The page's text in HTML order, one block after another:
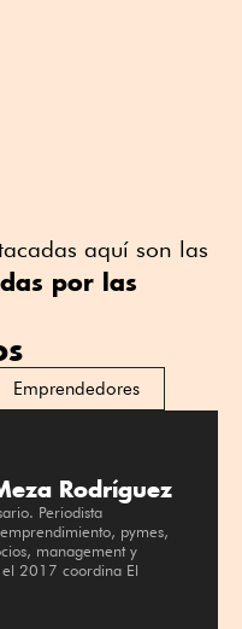
aquí son las
por las
Emprendedores
Rodríguez
Periodista
pymes,
management y
2017 coordina El